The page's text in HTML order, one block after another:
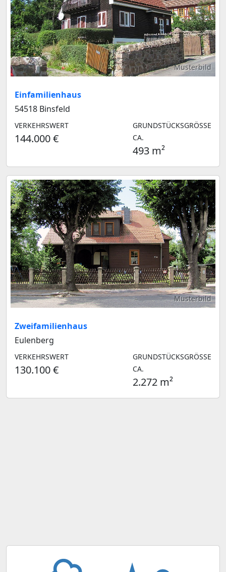
Musterbild
Einfamilienhaus
54518 Binsfeld
VERKEHRSWERT
144.000 €
GRUNDSTÜCKSGRÖSSE C
A.
493 m²
Musterbild
Zweifamilienhaus
Eulenberg
VERKEHRSWERT
130.100 €
GRUNDSTÜCKSGRÖSSE C
A.
2.272 m²